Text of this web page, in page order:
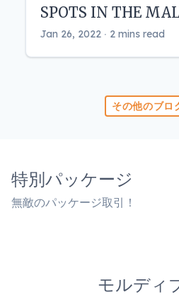
SPOTS IN THE
Jan 26, 2022 ‧ 2 mins read
その他のブロ
特別パッケージ
無敵のパッケージ取引！
モルディ